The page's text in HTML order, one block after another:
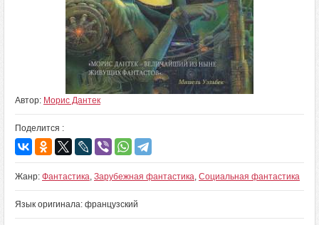
Автор: Морис Дантек
Поделится :
Жанр: Фантастика, Зарубежная фантастика, Социальная фантастика
Язык оригинала: французский